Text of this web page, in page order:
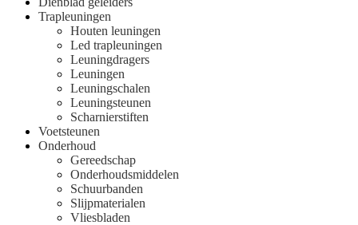
Trapleuningen
Houten leuningen
Led trapleuningen
Leuningdragers
Leuningen
Leuningschalen
Leuningsteunen
Scharnierstiften
Voetsteunen
Onderhoud
Gereedschap
Onderhoudsmiddelen
Schuurbanden
Slijpmaterialen
Vliesbladen